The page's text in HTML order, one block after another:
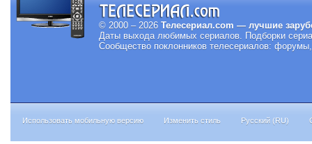
© 2000 – 2026 Телесериал.com — лучшие
Даты выхода любимых сериалов. Подборки
Сообщество поклонников телесериалов:
Использовать мобильную версию Изменить стиль Русский (RU)